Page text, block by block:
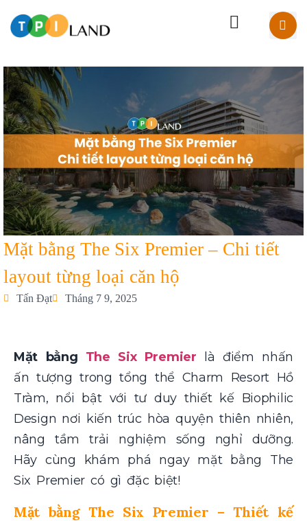
Mặt bằng The Six Premier – Chi tiết
layout từng loại căn hộ
Tấn Đạt Tháng 7 9, 2025
Mặt bằng The Six Premier là điểm nhấn
ấn tượng trong tổng thể Charm Resort Hồ
Tràm, nổi bật với tư duy thiết kế Biophilic
Design nơi kiến trúc hòa quyện thiên nhiên,
nâng tầm trải nghiệm sống nghỉ dưỡng.
Hãy cùng khám phá ngay mặt bằng The
Six Premier có gì đặc biệt!
Mặt bằng The Six Premier – Thiết kế